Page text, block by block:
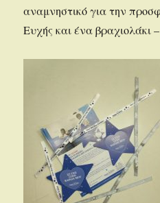
αναμνηστικό για την
Ευχής και ένα βραχιολάκι